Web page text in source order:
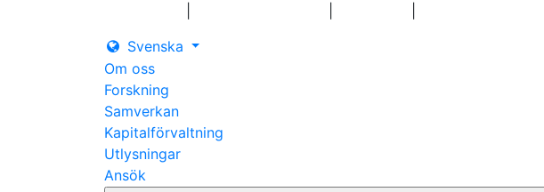
Svenska
Om oss
Forskning
Samverkan
Kapitalförvaltning
Utlysningar
Ansök